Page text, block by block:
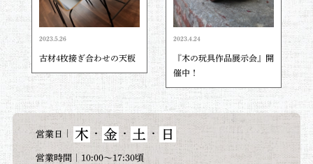
2023.5.26
古材4枚接ぎ合わせの天板
2023.4.24
『木の玩具作品展示会』開
催中！
営業日 木 ・ 金 ・ 土 ・ 日
営業時間｜10:00～17:30頃